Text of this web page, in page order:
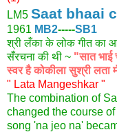
LM5 Saat bhaai
1961 MB2-----SB1
श्री लँका के लोक गीत का
सँरचना की थी ~ "सात भाई
स्वर है कोकीला सुश्री लता
" Lata Mangeshkar "
The combination of
changed the course
song 'na jeo na'